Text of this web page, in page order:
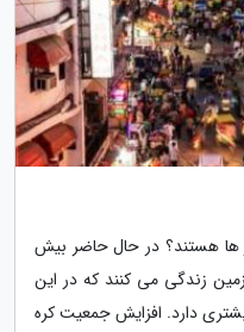
ها هستند؟ در حال حاضر بیش
زمین زندگی می کنند که در این
دارد. افزایش جمعیت کره